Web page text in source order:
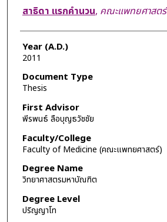
Author
สาธิดา แรกคำนวน, คณะแพทยศาสตร์
Year (A.D.)
2011
Document Type
Thesis
First Advisor
พีรพนธ์ ลือบุญธวัชชัย
Faculty/College
Faculty of Medicine (คณะแพทยศาสตร์)
Degree Name
วิทยาศาสตรมหาบัณฑิต
Degree Level
ปริญญาโท